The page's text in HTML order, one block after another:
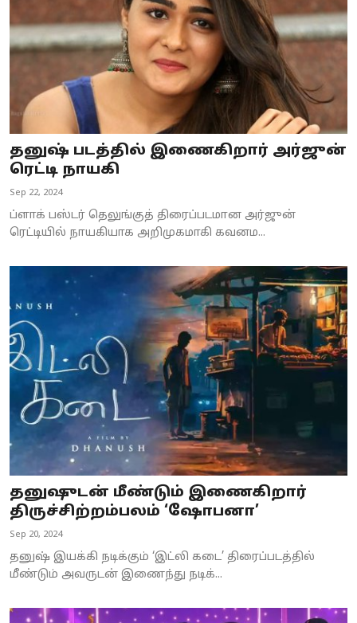
தனுஷ் படத்தில் இணைகிறார் அர்ஜுன்
ரெட்டி நாயகி
Sep 22, 2024
ப்ளாக் பஸ்டர் தெலுங்குத் திரைப்படமான அர்ஜுன்
ரெட்டியில் நாயகியாக அறிமுகமாகி கவனம...
தனுஷுடன் மீண்டும் இணைகிறார்
திருச்சிற்றம்பலம் ‘ஷோபனா’
Sep 20, 2024
தனுஷ் இயக்கி நடிக்கும் ‘இட்லி கடை’ திரைப்படத்தில்
மீண்டும் அவருடன் இணைந்து நடிக்...